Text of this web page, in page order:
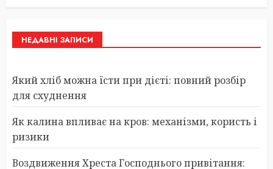
НЕДАВНІ ЗАПИСИ
Який хліб можна їсти при дієті: повний розбір
для схуднення
Як калина впливає на кров: механізми, користь і
ризики
Воздвиження Хреста Господнього привітання: